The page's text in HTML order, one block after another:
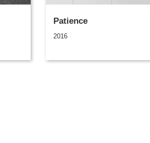
Patience
2016